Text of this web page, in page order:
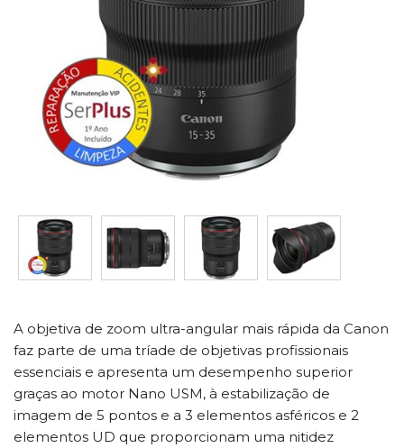
A objetiva de zoom ultra-angular mais rápida da Canon
faz parte de uma tríade de objetivas profissionais
essenciais e apresenta um desempenho superior
graças ao motor Nano USM, à estabilização de
imagem de 5 pontos e a 3 elementos asféricos e 2
elementos UD que proporcionam uma nitidez